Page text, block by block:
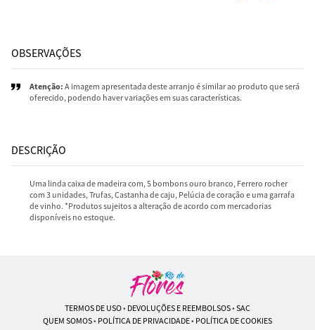
OBSERVAÇÕES
Atenção: A imagem apresentada deste arranjo é similar ao produto que será
oferecido, podendo haver variações em suas características.
DESCRIÇÃO
Uma linda caixa de madeira com, 5 bombons ouro branco, Ferrero rocher
com 3 unidades, Trufas, Castanha de caju, Pelúcia de coração e uma garrafa
de vinho. *Produtos sujeitos a alteração de acordo com mercadorias
disponíveis no estoque.
TERMOS DE USO• DEVOLUÇÕES E REEMBOLSOS• SAC
QUEM SOMOS• POLÍTICA DE PRIVACIDADE• POLÍTICA DE COOKIES